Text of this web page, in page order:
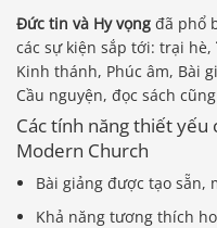
Đức tin và Hy vọng đã phổ
các sự kiện sắp tới: trại hè,
Kinh thánh, Phúc âm, Bài
Cầu nguyện, đọc sách
Các tính năng thiết yếu
Modern Church
Bài giảng được tạo sẵn,
Khả năng tương thích